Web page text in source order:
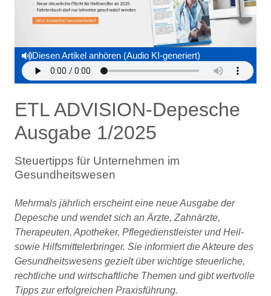
Diesen Artikel anhören (Audio KI-generiert)
ETL ADVISION-Depesche
Ausgabe 1/2025
Steuertipps für Unternehmen im
Gesundheitswesen
Mehrmals jährlich erscheint eine neue Ausgabe der
Depesche und wendet sich an Ärzte, Zahnärzte,
Therapeuten, Apotheker, Pflegedienstleister und Heil-
sowie Hilfsmittelerbringer. Sie informiert die Akteure des
Gesundheitswesens gezielt über wichtige steuerliche,
rechtliche und wirtschaftliche Themen und gibt wertvolle
Tipps zur erfolgreichen Praxisführung.